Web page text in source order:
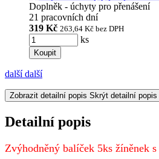
Doplněk - úchyty pro přenášení
21 pracovních dní
319 Kč 263,64 Kč bez DPH
ks
Koupit
další další
Zobrazit detailní popis Skrýt detailní popis
Detailní popis
Zvýhodněný balíček 5ks žíněnek